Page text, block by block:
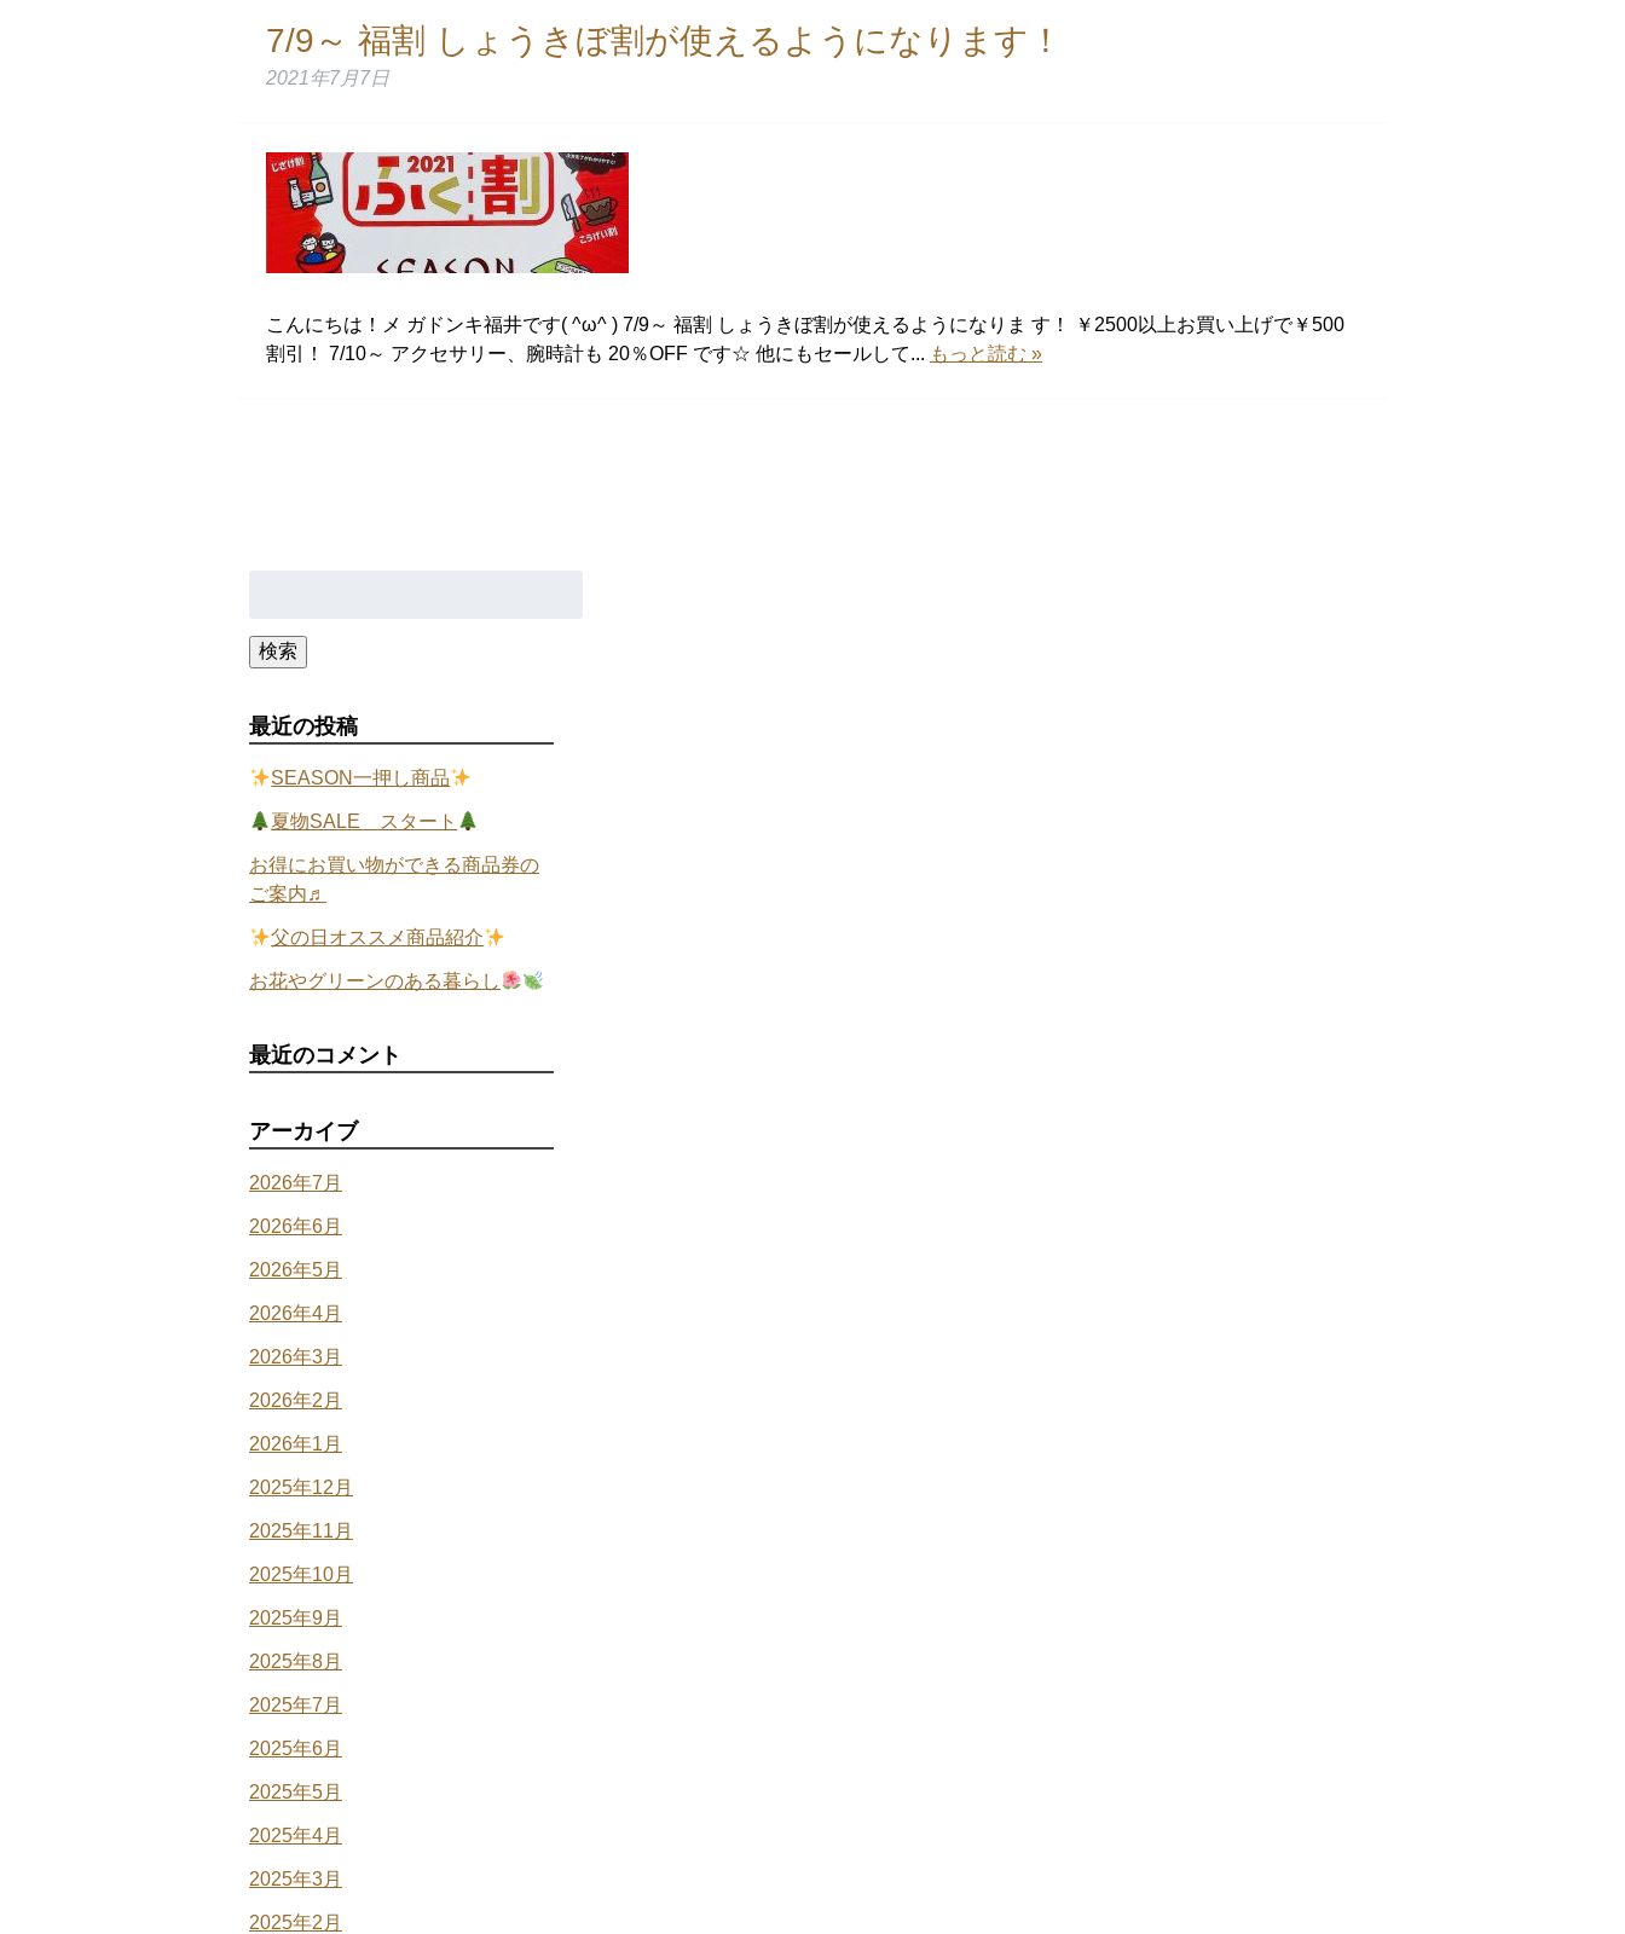
7/9～ 福割 しょうきぼ割が使えるようになります！
2021年7月7日
こんにちは！メ ガドンキ福井です( ^ω^ ) 7/9～ 福割 しょうきぼ割が使えるようになりま す！ ￥2500以上お買い上げで￥500
割引！ 7/10～ アクセサリー、腕時計も 20％OFF です☆ 他にもセールして... もっと読む »
検索
最近の投稿
SEASON一押し商品
夏物SALE スタート
お得にお買い物ができる商品券の
ご案内♬
父の日オススメ商品紹介
お花やグリーンのある暮らし
最近のコメント
アーカイブ
2026年7月
2026年6月
2026年5月
2026年4月
2026年3月
2026年2月
2026年1月
2025年12月
2025年11月
2025年10月
2025年9月
2025年8月
2025年7月
2025年6月
2025年5月
2025年4月
2025年3月
2025年2月